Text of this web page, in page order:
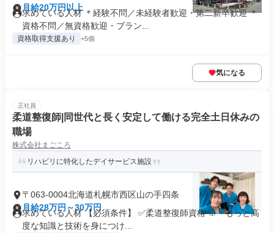
月給20万円以上
求めている人材 ＊経験不問／未経験者歓迎・第二新卒歓迎 ＊
資格不問／無資格歓迎・ブラン...
資格取得支援あり +5個
気になる
正社員
柔道整復師|同世代と長く安定して働ける完全土日休みの
職場
株式会社まごころ
リハビリに特化したデイサービス施設
〒063-0004北海道札幌市西区山の手四条
月給28万円～30万円
求めている人材 【必須条件】 ✅柔道整復師資格 ※「もっと高
度な知識と技術を身につけ...